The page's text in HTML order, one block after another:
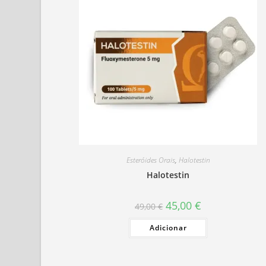
Esteróides Orais, Halotestin
Halotestin
49,00€ O
preço
original
era:
49,00 €.
45,00€
atual
45,00 €.
Adicionar